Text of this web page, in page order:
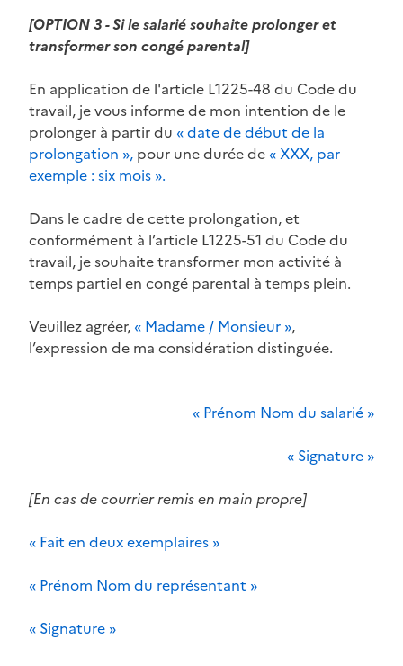
[OPTION 3 - Si le salarié souhaite prolonger et
transformer son congé parental]
En application de l'article L1225-48 du Code du
travail, je vous informe de mon intention de le
prolonger à partir du « date de début de la
prolongation », pour une durée de « XXX, par
exemple : six mois ».
Dans le cadre de cette prolongation, et
conformément à l’article L1225-51 du Code du
travail, je souhaite transformer mon activité à
temps partiel en congé parental à temps plein.
Veuillez agréer, « Madame / Monsieur »,
l’expression de ma considération distinguée.
« Prénom Nom du salarié »
« Signature »
[En cas de courrier remis en main propre]
« Fait en deux exemplaires »
« Prénom Nom du représentant »
« Signature »